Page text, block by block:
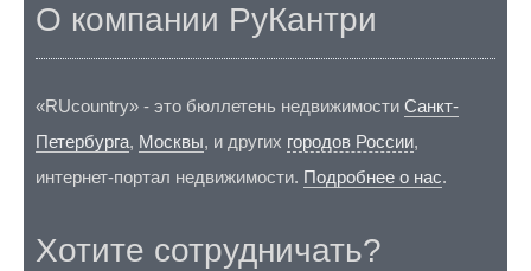
О компании РуКантри
«RUcountry» - это бюллетень недвижимости Санкт-
Петербурга, Москвы, и других городов России,
интернет-портал недвижимости. Подробнее о нас.
Хотите сотрудничать?